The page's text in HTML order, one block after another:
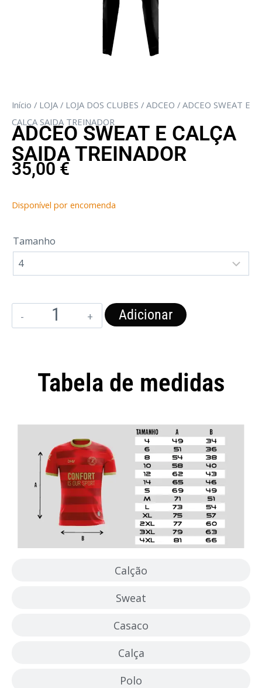
Início / LOJA / LOJA DOS CLUBES / ADCEO / ADCEO SWEAT E
CALÇA SAIDA TREINADOR
ADCEO SWEAT E CALÇA
SAIDA TREINADOR
35,00 €
Disponível por encomenda
Tamanho
Adicionar
Tabela de medidas
Calção
Sweat
Casaco
Calça
Polo